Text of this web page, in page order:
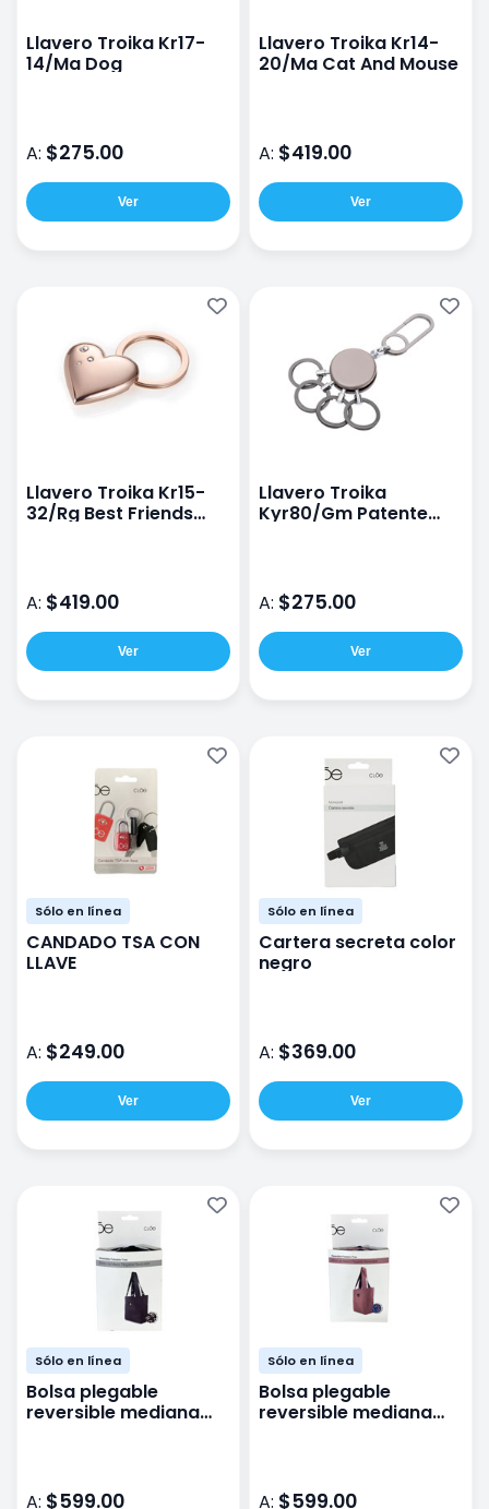
Llavero Troika Kr17-
14/Ma Dog
A: $275.00
Ver
Llavero Troika Kr14-
20/Ma Cat And Mouse
A: $419.00
Ver
Llavero Troika Kr15-
32/Rg Best Friends
A: $419.00
Ver
Llavero Troika
Kyr80/Gm Patente
A: $275.00
Ver
Sólo en línea
CANDADO TSA CON
LLAVE
A: $249.00
Ver
Sólo en línea
Cartera secreta color
negro
A: $369.00
Ver
Sólo en línea
Bolsa plegable
reversible mediana
A: $599.00
Sólo en línea
Bolsa plegable
reversible mediana
A: $599.00